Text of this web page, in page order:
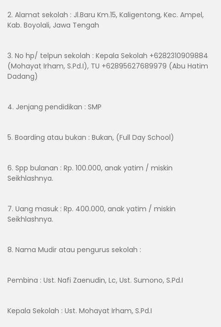
2. Alamat sekolah : Jl.Baru Km.15, Kaligentong, Kec. Ampel,
Kab. Boyolali, Jawa Tengah
3. No hp/ telpun sekolah : Kepala Sekolah +6282310909884
(Mohayat Irham, S.Pd.I), TU +62895627689979 (Abu Hatim
Dadang)
4. Jenjang pendidikan : SMP
5. Boarding atau bukan : Bukan, (Full Day School)
6. Spp bulanan : Rp. 100.000, anak yatim / miskin
Seikhlashnya.
7. Uang masuk : Rp. 400.000, anak yatim / miskin
Seikhlashnya.
8. Nama Mudir atau pengurus sekolah :
Pembina : Ust. Nafi Zaenudin, Lc, Ust. Sumono, S.Pd.I
Kepala Sekolah : Ust. Mohayat Irham, S.Pd.I